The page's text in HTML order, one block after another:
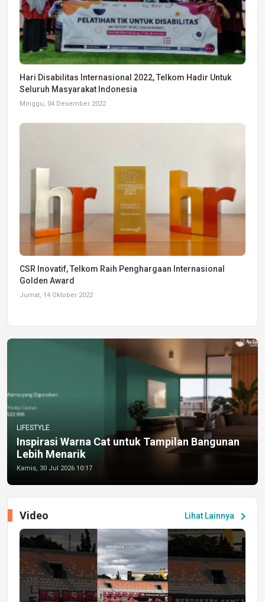
Hari Disabilitas Internasional 2022, Telkom Hadir Untuk
Seluruh Masyarakat Indonesia
Minggu, 04 Desember 2022
CSR Inovatif, Telkom Raih Penghargaan Internasional
Golden Award
Jumat, 14 Oktober 2022
LIFESTYLE
Inspirasi Warna Cat untuk Tampilan Bangunan
Lebih Menarik
Kamis, 30 Jul 2026 10:17
Lihat Lainnya chevron_right
Video